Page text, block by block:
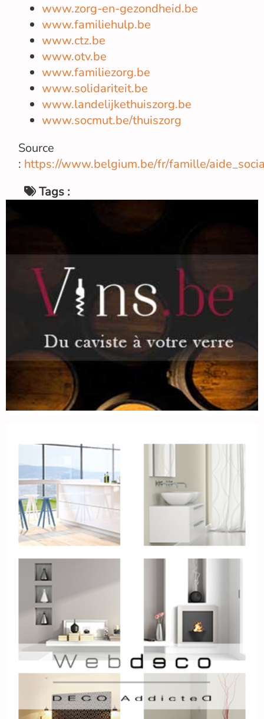
www.zorg-en-gezondheid.be
www.familiehulp.be
www.ctz.be
www.otv.be
www.familiezorg.be
www.solidariteit.be
www.landelijkethuiszorg.be
www.socmut.be/thuiszorg
Source
: https://www.belgium.be/fr/famille/
Tags :